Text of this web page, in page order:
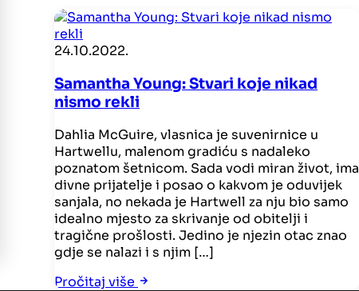
24.10.2022.
Samantha Young: Stvari koje nikad
nismo rekli
Dahlia McGuire, vlasnica je suvenirnice u
Hartwellu, malenom gradiću s nadaleko
poznatom šetnicom. Sada vodi miran život, ima
divne prijatelje i posao o kakvom je oduvijek
sanjala, no nekada je Hartwell za nju bio samo
idealno mjesto za skrivanje od obitelji i
tragične prošlosti. Jedino je njezin otac znao
gdje se nalazi i s njim […]
Pročitaj više